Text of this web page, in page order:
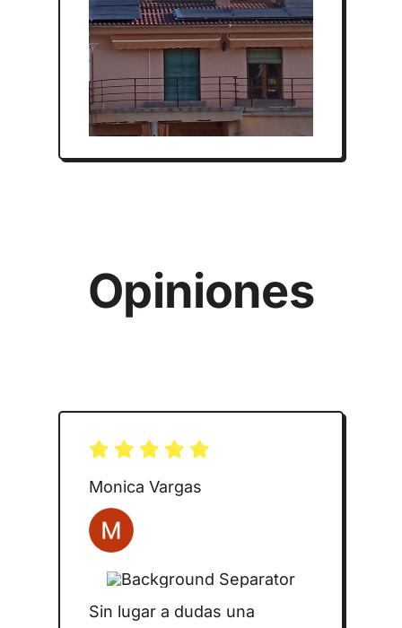
Opiniones
Monica Vargas
Sin lugar a dudas una